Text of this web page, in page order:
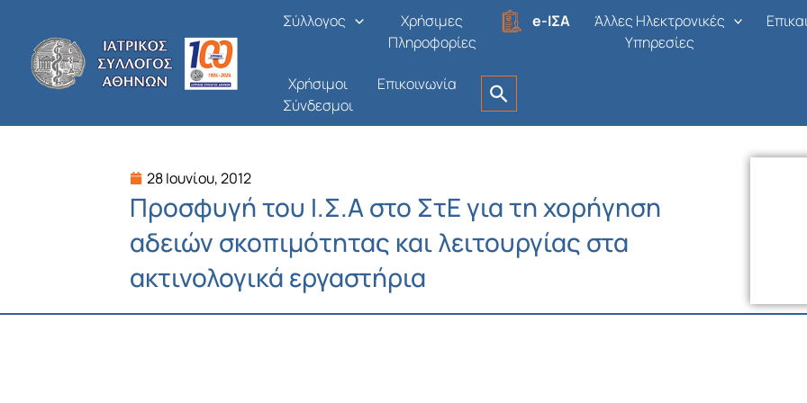
περιεχόμενο
Σύλλογος
Χρήσιμες
Πληροφορίες
e-ΙΣΑ
Άλλες Ηλεκτρονικές
Υπηρεσίες
Χρήσιμοι
Σύνδεσμοι
Επικοινωνία
28 Ιουνίου, 2012
Προσφυγή του Ι.Σ.Α στο ΣτΕ για τη χορήγηση
αδειών σκοπιμότητας και λειτουργίας στα
ακτινολογικά εργαστήρια